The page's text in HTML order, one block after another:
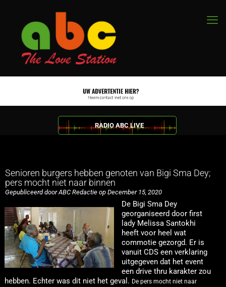
RADIO ABC LIVE
Senioren burgers hebben genoten van Bigi Sma Dey;
pers mocht niet naar binnen
Gepubliceerd door ABC Redactie op December 15, 2020
De Bigi Sma Dey
georganiseerd door first
lady Melissa Santokhi
heeft voor heel wat
commotie gezorgd. Er is
vanuit CDS een verklaring
uitgegeven dat het event
een drive thru karakter zou
hebben. Echter was dit niet het geval. De pers mocht niet naar